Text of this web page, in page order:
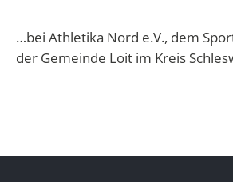
…bei Athletika Nord e.V., dem
der Gemeinde Loit im Kreis